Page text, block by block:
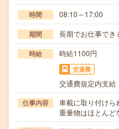
時間 08:10～17:00
期間 長期でお仕事でき
時給 時給1100円
交通費
交通費規定内支給
仕事内容
車載に取り付けら
重量物はほとん